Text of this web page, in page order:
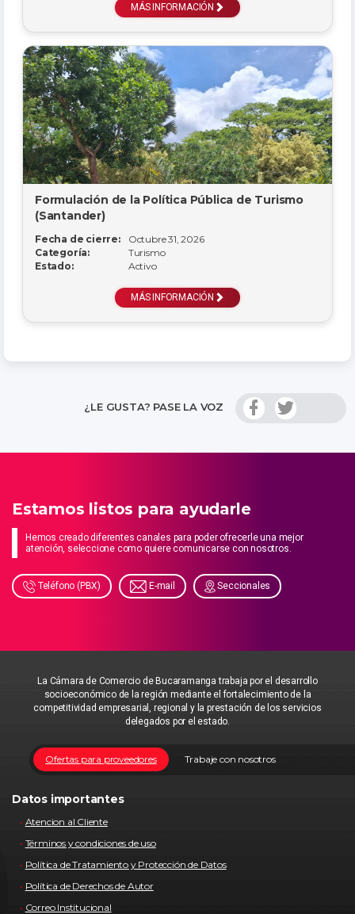
MÁS INFORMACIÓN
Formulación de la Política Pública de Turismo
(Santander)
Fecha de cierre:
Categoría:
Estado:
Octubre 31, 2026
Turismo
Activo
MÁS INFORMACIÓN
¿LE GUSTA? PASE LA VOZ
Estamos listos para ayudarle
Hemos creado diferentes canales para poder ofrecerle una mejor
atención, seleccione como quiere comunicarse con nosotros.
Teléfono (PBX) E-mail Seccionales
La Cámara de Comercio de Bucaramanga trabaja por el desarrollo
socioeconómico de la región mediante el fortalecimiento de la
competitividad empresarial, regional y la prestación de los servicios
delegados por el estado.
Trabaje con nosotros
Ofertas para proveedores
Datos importantes
Atencion al Cliente
Términos y condiciones de uso
Política de Tratamiento y Protección de Datos
Política de Derechos de Autor
Correo Institucional